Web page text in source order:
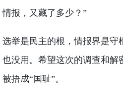
情报，又藏了多少？”
选举是民主的根，情报界是守
也没用。希望这次的调查和解
被捂成“国耻”。